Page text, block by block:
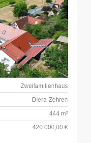
Zweifamilienhaus
Diera-Zehren
444 m²
420.000,00 €